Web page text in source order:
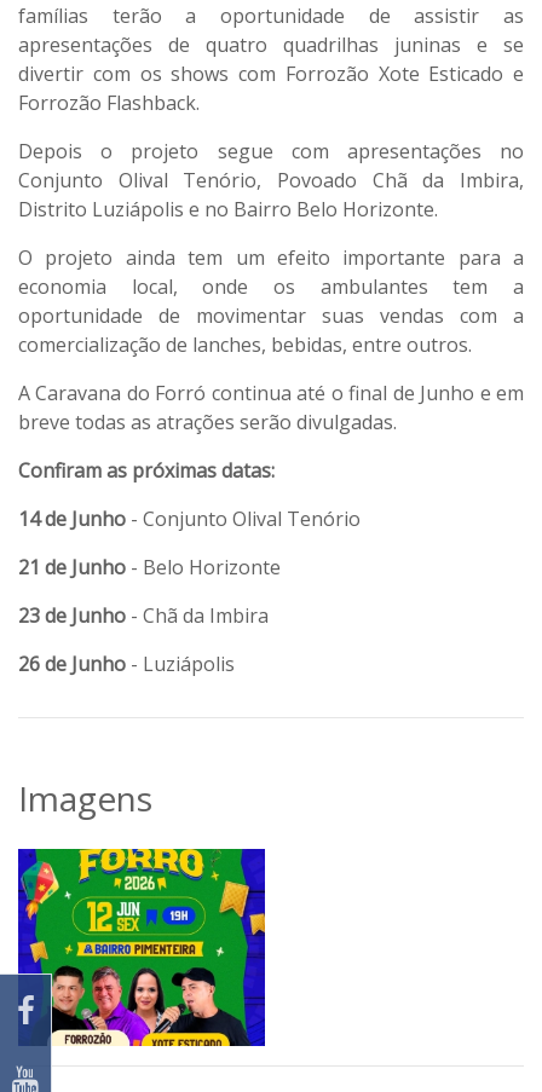
famílias terão a oportunidade de assistir as
apresentações de quatro quadrilhas juninas e se
divertir com os shows com Forrozão Xote Esticado e
Forrozão Flashback.
Depois o projeto segue com apresentações no
Conjunto Olival Tenório, Povoado Chã da Imbira,
Distrito Luziápolis e no Bairro Belo Horizonte.
O projeto ainda tem um efeito importante para a
economia local, onde os ambulantes tem a
oportunidade de movimentar suas vendas com a
comercialização de lanches, bebidas, entre outros.
A Caravana do Forró continua até o final de Junho e em
breve todas as atrações serão divulgadas.
Confiram as próximas datas:
14 de Junho - Conjunto Olival Tenório
21 de Junho - Belo Horizonte
23 de Junho - Chã da Imbira
26 de Junho - Luziápolis
Imagens